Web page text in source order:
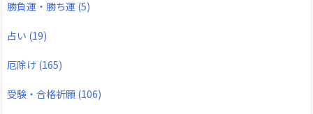
勝負運・勝ち運 (5)
占い (19)
厄除け (165)
受験・合格祈願 (106)